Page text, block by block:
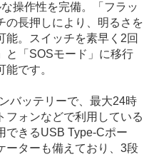
操作性を完備。「フラッ
の長押しにより、明るさを
能。スイッチを素早く2回
と「SOSモード」に移行
です。
バッテリーで、最大24時
フォンなどで利用している
できるUSB Type-Cポー
ーターも備えており、3段